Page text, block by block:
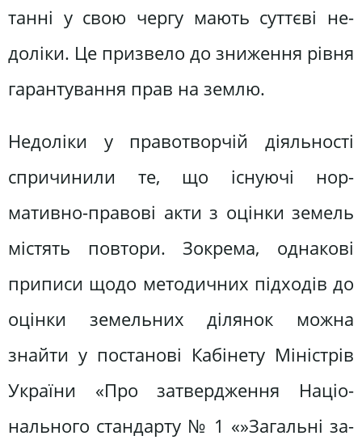
танні у свою чергу мають суттєві не­
доліки. Це призвело до зниження рівня
гарантування прав на землю.
Недоліки у правотворчій діяль­ності
спричинили те, що існуючі нор­
мативно-правові акти з оцінки земель
містять повтори. Зокрема, однакові
приписи щодо методичних підходів до
оцінки земельних ділянок можна
знайти у постанові Кабінету Міністрів
України «Про затвердження Націо­
нального стандарту № 1 «»Загальні за­